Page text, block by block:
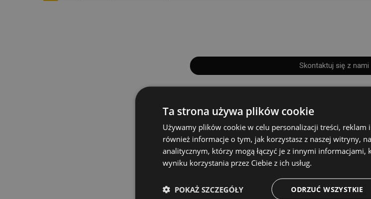
Skontaktuj się z nami
Skontaktuj się z nami
Ta strona używa plików cookie
Używamy plików cookie w celu personalizacji treści, reklam
również informacje o tym, jak korzystasz z naszej witryny,
analitycznym, którzy mogą łączyć je z innymi informacjami,
wyniku korzystania przez Ciebie z ich usług.
ODRZUĆ WSZYSTKIE
POKAŻ SZCZEGÓŁY